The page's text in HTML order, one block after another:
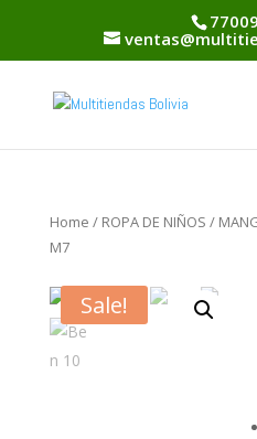
Home / ROPA DE NIÑOS /
M7
Sale!